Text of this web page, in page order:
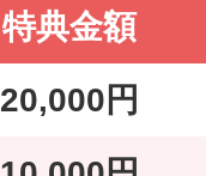
特典金額
20,000円